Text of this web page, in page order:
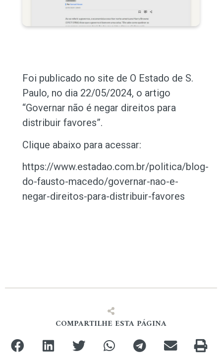
Foi publicado no site de O Estado de S.
Paulo, no dia 22/05/2024, o artigo
“Governar não é negar direitos para
distribuir favores”.
Clique abaixo para acessar:
https://www.estadao.com.br/politica/blog-
do-fausto-macedo/governar-nao-e-
negar-direitos-para-distribuir-favores
COMPARTILHE ESTA PÁGINA